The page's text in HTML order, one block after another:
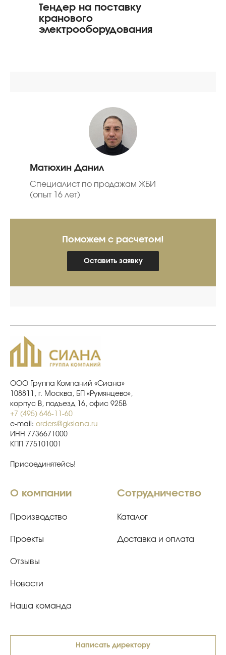
Тендер на поставку
кранового
электрооборудования
Матюхин Данил
Специалист по продажам ЖБИ
(опыт 16 лет)
Поможем с расчетом!
Оставить заявку
ООО Группа Компаний «Сиана»
108811, г. Москва, БП «Румянцево»,
корпус В, подъезд 16, офис 925В
+7 (495) 646-11-60
e-mail: orders@gksiana.ru
ИНН 7736671000
КПП 775101001
Присоединятейсь!
О компании
Производство
Проекты
Отзывы
Новости
Наша команда
Сотрудничество
Каталог
Доставка и оплата
Написать директору